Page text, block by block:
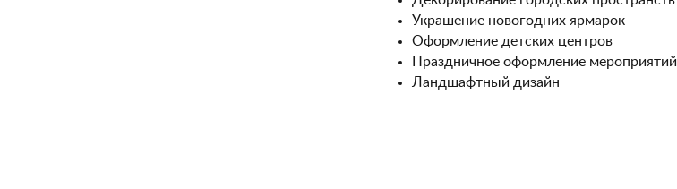
Украшение новогодних ярмарок
Оформление детских центров
Праздничное оформление мероприятий
Ландшафтный дизайн